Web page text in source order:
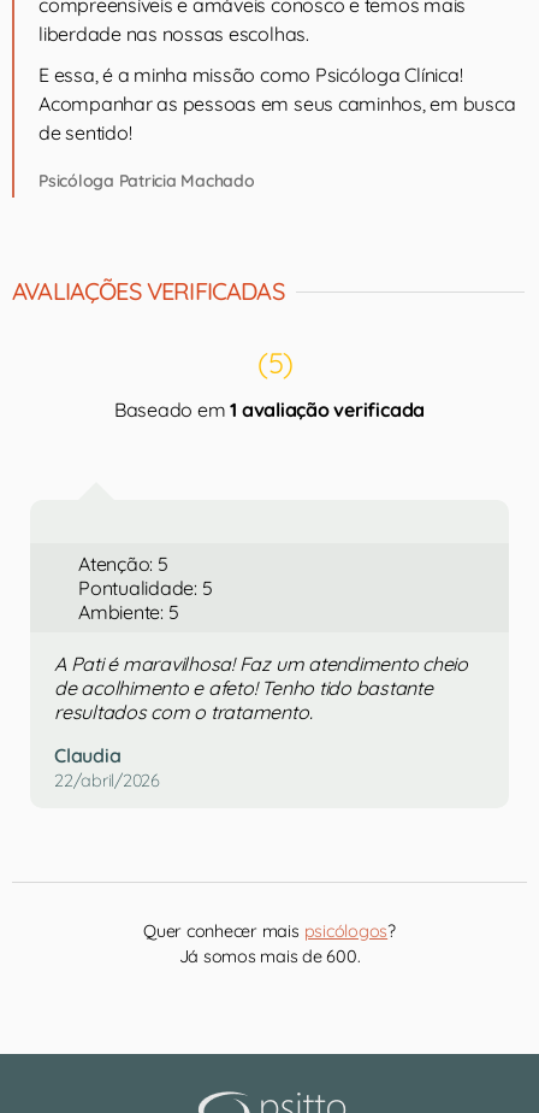
compreensíveis e amáveis conosco e temos mais
liberdade nas nossas escolhas.
E essa, é a minha missão como Psicóloga Clínica!
Acompanhar as pessoas em seus caminhos, em busca
de sentido!
Psicóloga Patricia Machado
AVALIAÇÕES VERIFICADAS
(5)
Baseado em1 avaliação verificada
Atenção: 5
Pontualidade: 5
Ambiente: 5
A Pati é maravilhosa! Faz um atendimento cheio
de acolhimento e afeto! Tenho tido bastante
resultados com o tratamento.
Claudia
22/abril/2026
Quer conhecer mais psicólogos?
Já somos mais de 600.